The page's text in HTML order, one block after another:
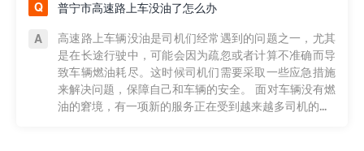
普宁市高速路上车没油了怎么办
高速路上车辆没油是司机们经常遇到的问题之一，尤其
是在长途行驶中，可能会因为疏忽或者计算不准确而导
致车辆燃油耗尽。这时候司机们需要采取一些应急措施
来解决问题，保障自己和车辆的安全。 面对车辆没有燃
油的窘境，有一项新的服务正在受到越来越多司机的...